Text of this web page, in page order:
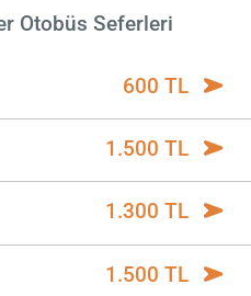
Otobüs Seferleri
600 TL
1.500 TL
1.300 TL
1.500 TL